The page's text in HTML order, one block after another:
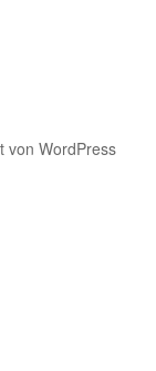
von WordPress